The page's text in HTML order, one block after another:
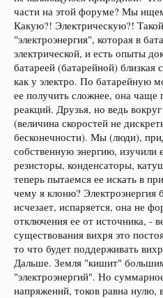
части на этой форуме? Мы
Какую?! Электрическую?!
"электроэнергия", которая в
электрической, и есть опыты
батареей (батарейной) близкая
как у электро. По батарейную
ее получить сложнее, она чаще
реакций. Друзья, но ведь
(величина скоростей не
бесконечности). Мы (люди),
собственную энергию, изучили
резисторы, конденсаторы,
теперь пытаемся ее искать в
чему я клоню? Электроэнергия
исчезает, испаряется, она не
отключения ее от источника, -
существования вихря это
то что будет поддерживать
Дальше. Земля "кишит"
"электроэнергий". Но
напряжений, токов равна нулю,